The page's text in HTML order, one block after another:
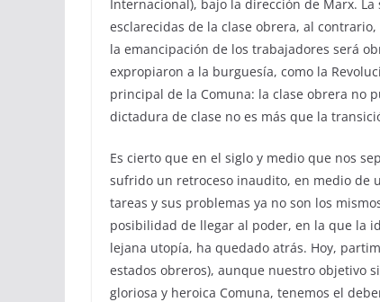
Internacional), bajo la dirección de Marx.
esclarecidas de la clase obrera, al
la emancipación de los trabajadores será
expropiaron a la burguesía, como la
principal de la Comuna: la clase obrera no
dictadura de clase no es más que la
Es cierto que en el siglo y medio que nos
sufrido un retroceso inaudito, en medio de
tareas y sus problemas ya no son los
posibilidad de llegar al poder, en la que la
lejana utopía, ha quedado atrás. Hoy,
estados obreros), aunque nuestro objetivo
gloriosa y heroica Comuna, tenemos el